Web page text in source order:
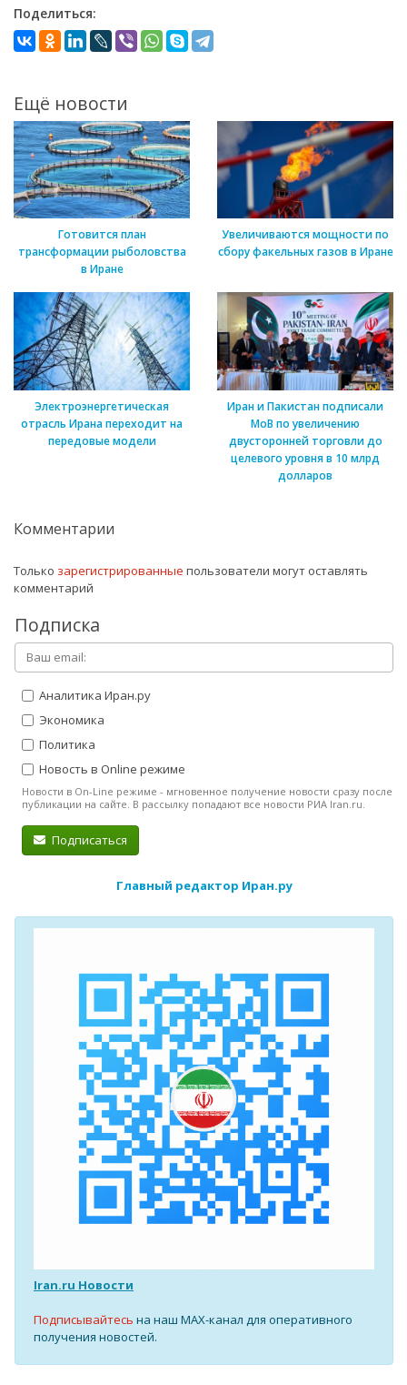
Поделиться:
Ещё новости
Готовится план
трансформации рыболовства
в Иране
Увеличиваются мощности по
сбору факельных газов в Иране
Электроэнергетическая
отрасль Ирана переходит на
передовые модели
Иран и Пакистан подписали
МоВ по увеличению
двусторонней торговли до
целевого уровня в 10 млрд
долларов
Комментарии
Только зарегистрированные пользователи могут оставлять
комментарий
Подписка
Аналитика Иран.ру
Экономика
Политика
Новость в Online режиме
Новости в On-Line режиме - мгновенное получение новости сразу после
публикации на сайте. В рассылку попадают все новости РИА Iran.ru.
Подписаться
Главный редактор Иран.ру
Iran.ru Новости
Подписывайтесь на наш MAX-канал для оперативного
получения новостей.